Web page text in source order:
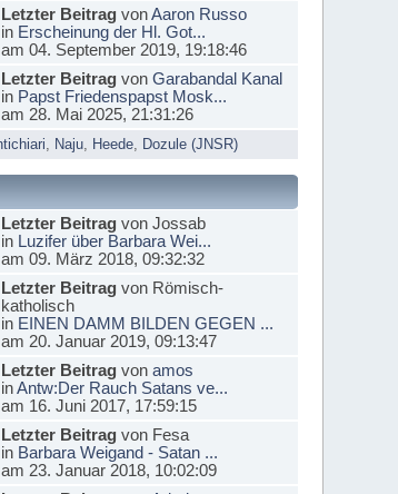
Letzter BeitragvonAaron Russo
in Erscheinung der Hl. Got...
am 04. September 2019, 19:18:46
Letzter Beitragvon Garabandal Kanal
in Papst Friedenspapst Mosk...
am 28. Mai 2025, 21:31:26
Naju Heede Dozule (JNSR)
Letzter Beitragvon Jossab
in Luzifer über Barbara Wei...
am 09. März 2018, 09:32:32
Letzter Beitragvon Römisch-
katholisch
in EINEN DAMM BILDEN GEGEN ...
am 20. Januar 2019, 09:13:47
Letzter Beitragvon amos
inAntw:Der Rauch Satans ve...
am 16. Juni 2017, 17:59:15
Letzter Beitragvon Fesa
in Barbara Weigand - Satan ...
am 23. Januar 2018, 10:02:09